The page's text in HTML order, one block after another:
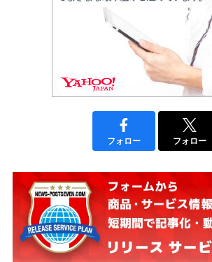
フォロー フォロー